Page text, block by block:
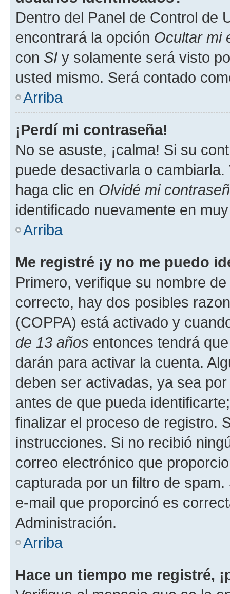
Dentro del Panel de Control de
encontrará la opción Ocultar mi
con SI y solamente será visto
usted mismo. Será contado
Arriba
¡Perdí mi contraseña!
No se asuste, ¡calma! Si su
puede desactivarla o
haga clic en Olvidé mi
identificado nuevamente en
Arriba
Me registré ¡y no me puedo
Primero, verifique su nombre
correcto, hay dos posibles
(COPPA) está activado y
de 13 años entonces tendrá
darán para activar la cuenta.
deben ser activadas, ya sea
antes de que pueda
finalizar el proceso de registro.
instrucciones. Si no recibió
correo electrónico que
capturada por un filtro de
e-mail que proporcinó es
Administración.
Arriba
Hace un tiempo me registré,